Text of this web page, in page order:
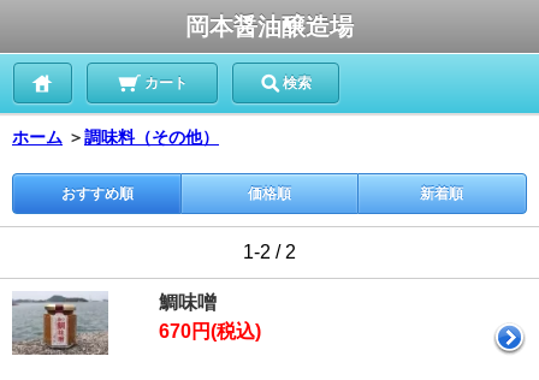
岡本醤油醸造場
カート 検索
ホーム ＞調味料（その他）
おすすめ順 価格順 新着順
1-2 / 2
鯛味噌
670円(税込)